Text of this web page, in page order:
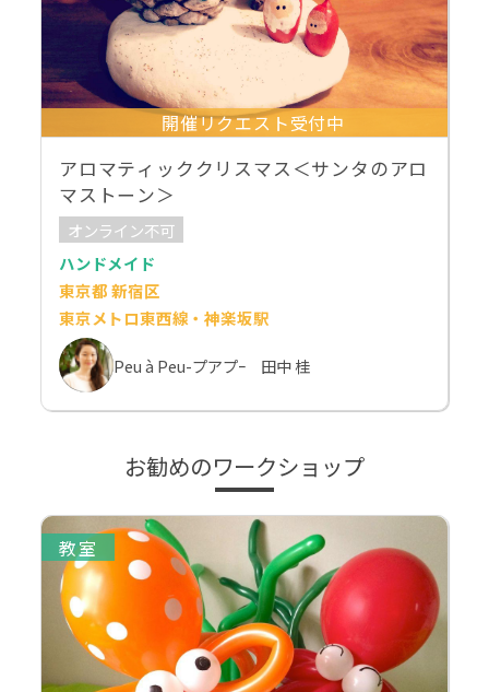
開催リクエスト受付中
アロマティッククリスマス＜サンタのアロ
マストーン＞
オンライン不可
ハンドメイド
東京都 新宿区
東京メトロ東西線・神楽坂駅
Peu à Peu-プアプｰ 田中 桂
お勧めのワークショップ
教室